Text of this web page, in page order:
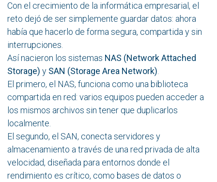
Con el crecimiento de la informática empresarial, el
reto dejó de ser simplemente guardar datos: ahora
había que hacerlo de forma segura, compartida y sin
interrupciones.
Así nacieron los sistemas NAS (Network Attached
Storage) y SAN (Storage Area Network).
El primero, el NAS, funciona como una biblioteca
compartida en red: varios equipos pueden acceder a
los mismos archivos sin tener que duplicarlos
localmente.
El segundo, el SAN, conecta servidores y
almacenamiento a través de una red privada de alta
velocidad, diseñada para entornos donde el
rendimiento es crítico, como bases de datos o